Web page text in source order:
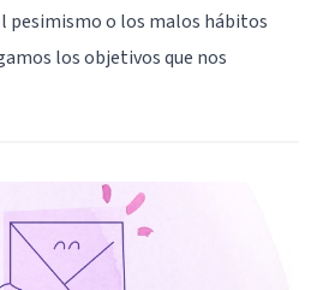
pesimismo o los malos hábitos
los objetivos que nos